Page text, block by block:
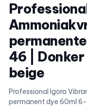
46 |
beige
Professional Igora
permanent dye 60ml